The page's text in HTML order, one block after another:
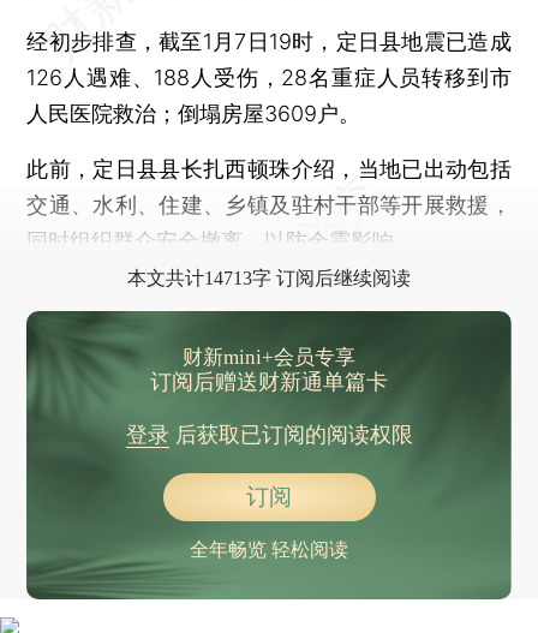
经初步排查，截至1月7日19时，定日县地震已造成
126人遇难、188人受伤，28名重症人员转移到市
人民医院救治；倒塌房屋3609户。
此前，定日县县长扎西顿珠介绍，当地已出动包括
交通、水利、住建、乡镇及驻村干部等开展救援，
同时组织群众安全撤离，以防余震影响。
本文共计14713字 订阅后继续阅读
财新mini+会员专享
订阅后赠送财新通单篇卡
登录后获取已订阅的阅读权限
订阅
全年畅览 轻松阅读